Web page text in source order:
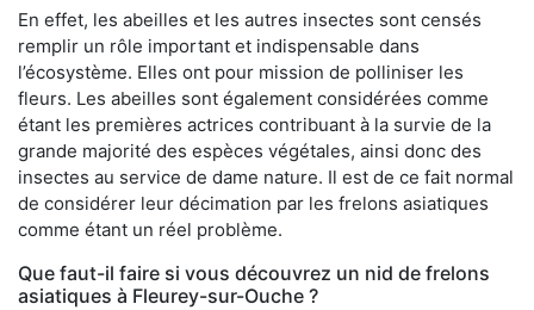
En effet, les abeilles et les autres insectes sont censés
remplir un rôle important et indispensable dans
l’écosystème. Elles ont pour mission de polliniser les
fleurs. Les abeilles sont également considérées comme
étant les premières actrices contribuant à la survie de la
grande majorité des espèces végétales, ainsi donc des
insectes au service de dame nature. Il est de ce fait normal
de considérer leur décimation par les frelons asiatiques
comme étant un réel problème.
Que faut-il faire si vous découvrez un nid de frelons
asiatiques à Fleurey-sur-Ouche ?